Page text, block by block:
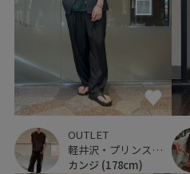
OUTLET
軽井沢・プリンスショッピングプラザ
カンジ (178cm)